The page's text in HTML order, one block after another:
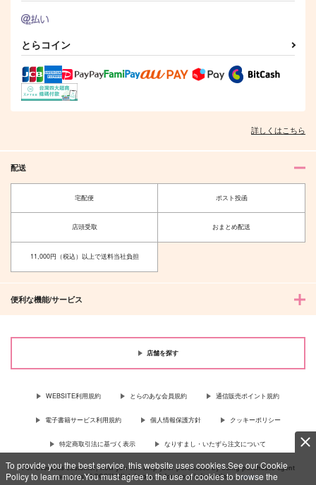
To provide you the best service, this website uses cookies.See our Cookie
Policy to learn more.You must agree to the use of cookies to browse the
とらコイン
詳しくはこちら
配送
宅配便 ポスト投函
店頭受取 おまとめ配送
11,000円（税込）以上で送料当社負担
便利な機能/サービス
店舗を探す
WEBSITE利用規約 とらのあな会員規約 通信販売ポイント規約
電子書籍サービス利用規約 個人情報保護方針 クッキーポリシー
特定商取引法に基づく表示 なりすまし・いたずら注文について
For Overseas customer, now you can ship your purchases by using purchases agent
services “AOCS”! Click {more…} for more information …more